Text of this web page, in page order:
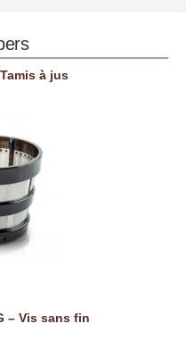
à jus
– Vis sans fin